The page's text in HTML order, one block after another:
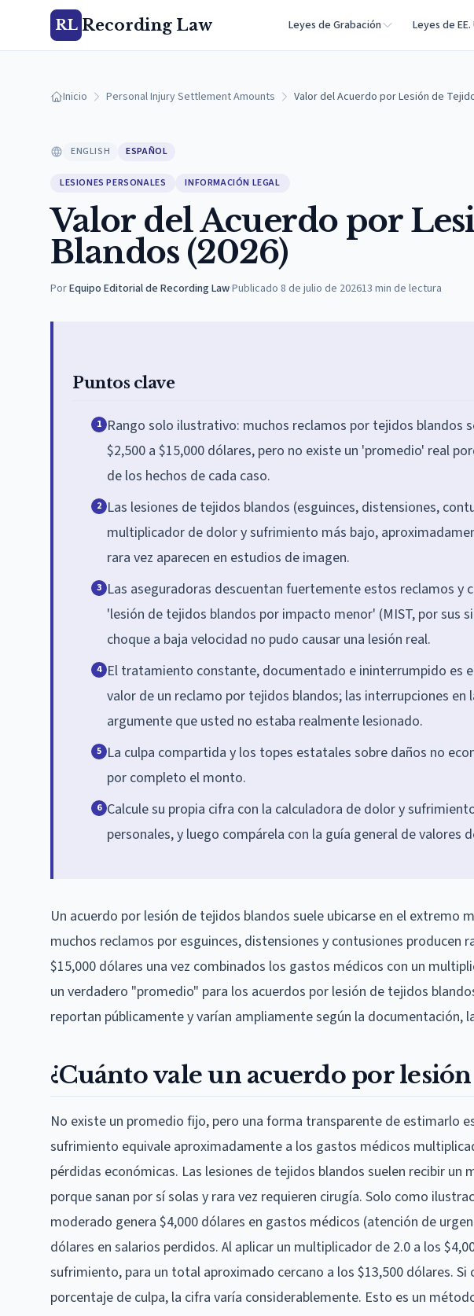
RL Recording Law Leyes de Grabación Leyes de EE.
Inicio Personal Injury Settlement Amounts Valor del Acuerdo por Lesión de
ENGLISH ESPAÑOL
LESIONES PERSONALES INFORMACIÓN LEGAL
Valor del Acuerdo por
Blandos (2026)
PorEquipo Editorial de Recording Law·Publicado 8 de julio de 202613 min de lectura
Puntos clave
1 Rango solo ilustrativo: muchos reclamos por tejidos blandos
$2,500 a $15,000 dólares, pero no existe un 'promedio' real
de los hechos de cada caso.
2 Las lesiones de tejidos blandos (esguinces, distensiones,
multiplicador de dolor y sufrimiento más bajo,
rara vez aparecen en estudios de imagen.
3 Las aseguradoras descuentan fuertemente estos reclamos y
'lesión de tejidos blandos por impacto menor' (MIST, por sus
choque a baja velocidad no pudo causar una lesión real.
4 El tratamiento constante, documentado e ininterrumpido es
valor de un reclamo por tejidos blandos; las interrupciones
argumente que usted no estaba realmente lesionado.
5 La culpa compartida y los topes estatales sobre daños no
por completo el monto.
6 Calcule su propia cifra con la calculadora de dolor y
personales, y luego compárela con la guía general de valores
Un acuerdo por lesión de tejidos blandos suele ubicarse en el extremo
muchos reclamos por esguinces, distensiones y contusiones producen
$15,000 dólares una vez combinados los gastos médicos con un
un verdadero "promedio" para los acuerdos por lesión de tejidos
reportan públicamente y varían ampliamente según la documentación,
¿Cuánto vale un acuerdo por
No existe un promedio fijo, pero una forma transparente de estimarlo
sufrimiento equivale aproximadamente a los gastos médicos
pérdidas económicas. Las lesiones de tejidos blandos suelen recibir
porque sanan por sí solas y rara vez requieren cirugía. Solo como
moderado genera $4,000 dólares en gastos médicos (atención de
dólares en salarios perdidos. Al aplicar un multiplicador de 2.0 a los
sufrimiento, para un total aproximado cercano a los $13,500 dólares.
porcentaje de culpa, la cifra varía considerablemente. Esto es un